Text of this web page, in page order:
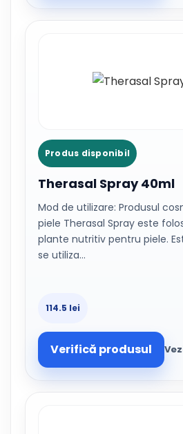
Produs disponibil
Therasal Spray 40ml
Mod de utilizare: Produsul
piele Therasal Spray este
plante nutritiv pentru piele.
se utiliza…
114.5 lei
Verifică produsul